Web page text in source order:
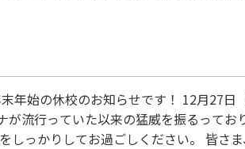
年始の休校のお知らせです！ 12月27日
流行っていた以来の猛威を振るってお
っかりしてお過ごしください。 皆さ